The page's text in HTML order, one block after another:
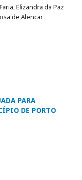
Elizandra da Paz
de Alencar
PARA
DE PORTO